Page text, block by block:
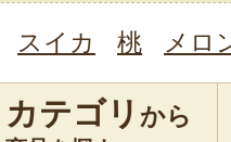
スイカ 桃 メロ
カテゴリ から